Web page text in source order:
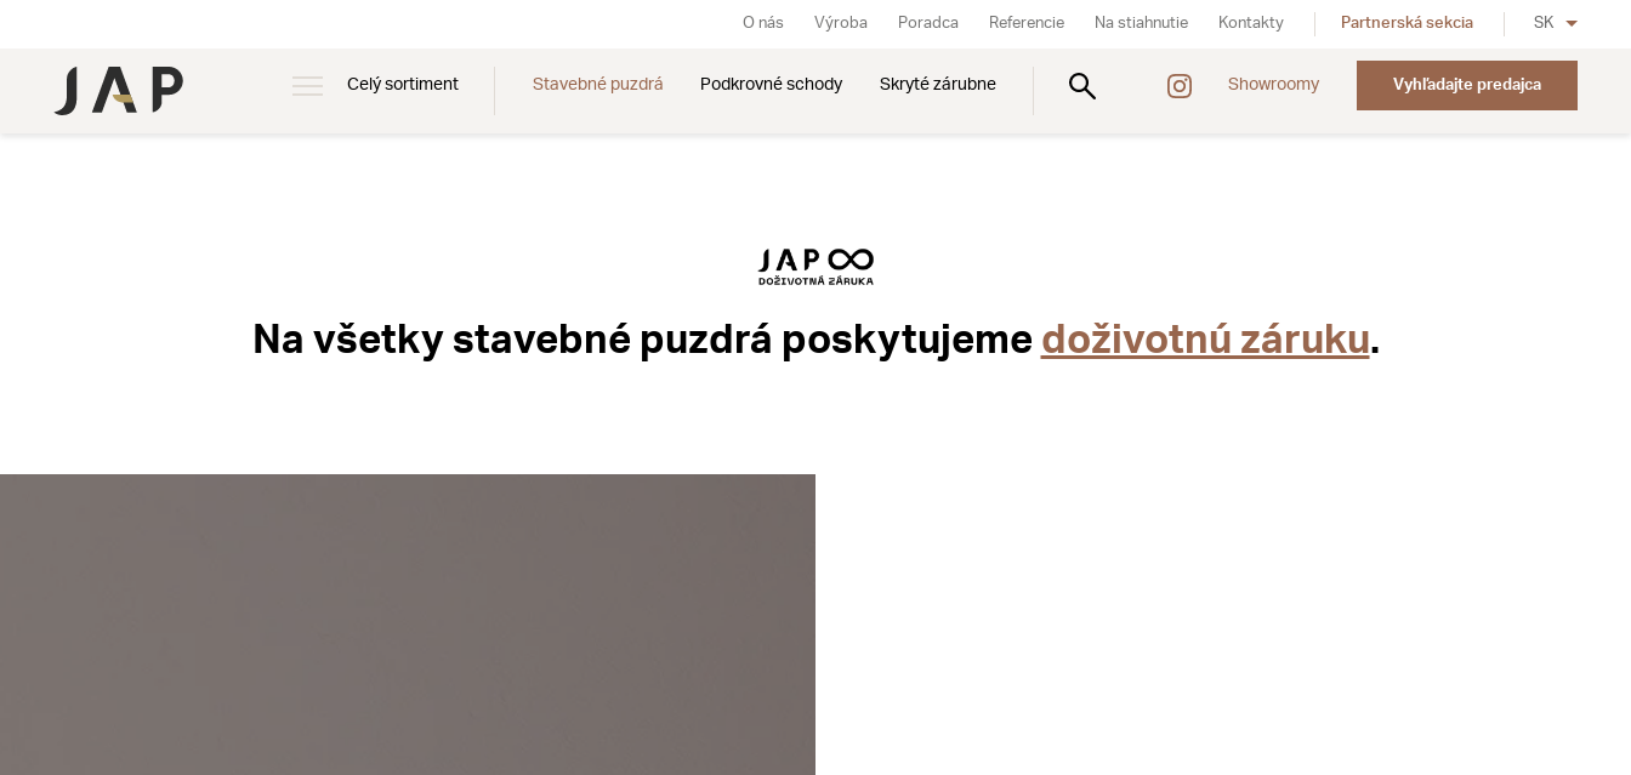
Celý sortiment Stavebné puzdrá Podkrovné schody Skryté zárubne Showroomy Vyhľadajte predajca
O nás Výroba Poradca Referencie Na stiahnutie Kontakty Partnerská sekcia SK
Na všetky stavebné puzdrá poskytujeme doživotnú záruku.